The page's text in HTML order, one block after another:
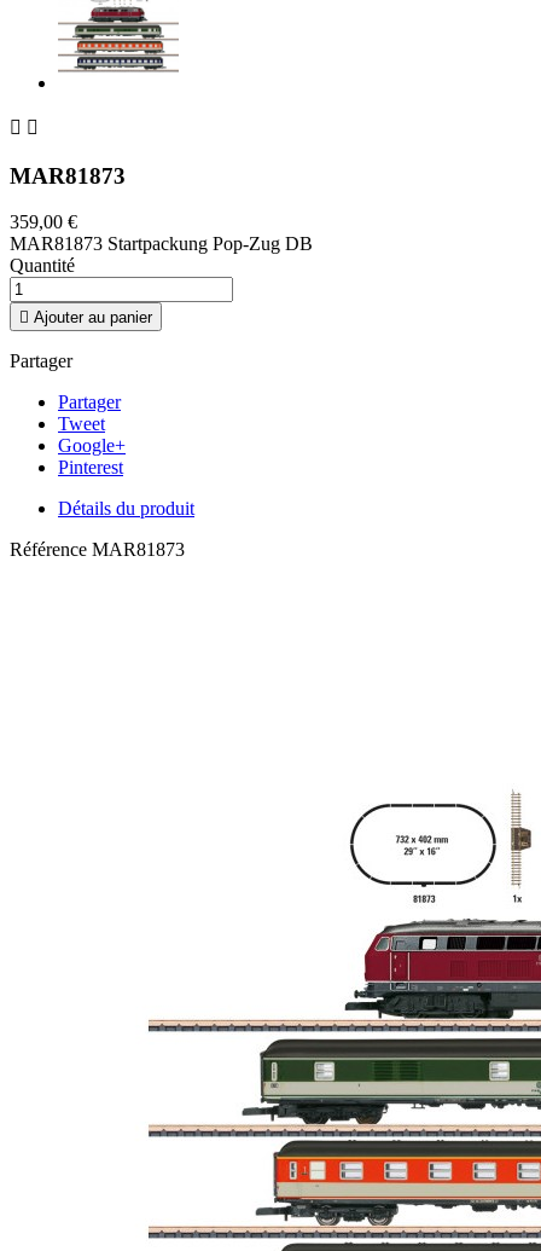
 
MAR81873
359,00 €
MAR81873 Startpackung Pop-Zug DB
Quantité
 Ajouter au panier
Partager
Partager
Tweet
Google+
Pinterest
Détails du produit
Référence MAR81873